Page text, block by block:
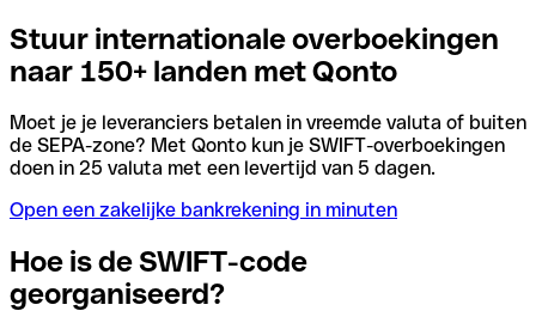
Stuur internationale overboekingen
naar 150+ landen met Qonto
Moet je je leveranciers betalen in vreemde valuta of buiten
de SEPA-zone? Met Qonto kun je SWIFT-overboekingen
doen in 25 valuta met een levertijd van 5 dagen.
Open een zakelijke bankrekening in minuten
Hoe is de SWIFT-code
georganiseerd?